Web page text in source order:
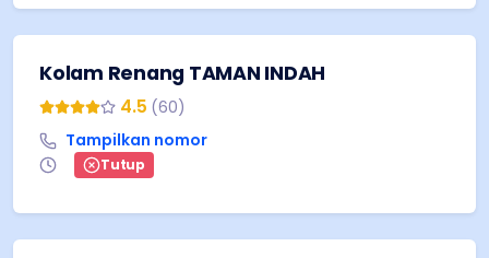
Kolam Renang TAMAN INDAH
4.5 (60)
Tampilkan nomor
Tutup